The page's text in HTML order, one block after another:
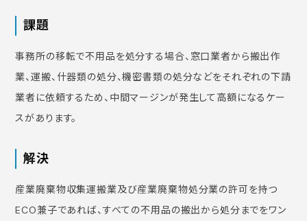
課題
事務所の移転で不用品を処分する場合、窓口業者から搬出作
業、運搬、什器類の処分、機密書類の処分などをそれぞれの下請
業者に依頼するため、中間マージンが発生して高額になるケー
スがあります。
解決
産業廃棄物収集運搬業及び産業廃棄物処分業の許可を持つ
ECO兼子であれば、すべての不用品の搬出から処分までをワン